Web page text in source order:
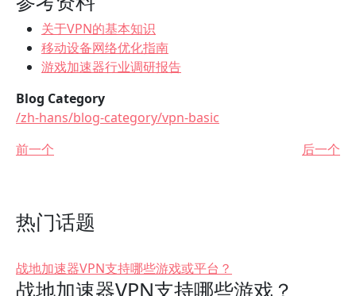
关于VPN的基本知识
移动设备网络优化指南
游戏加速器行业调研报告
Blog Category
/zh-hans/blog-category/vpn-basic
前一个
后一个
热门话题
战地加速器VPN支持哪些游戏或平台？
战地加速器VPN支持哪些游戏？